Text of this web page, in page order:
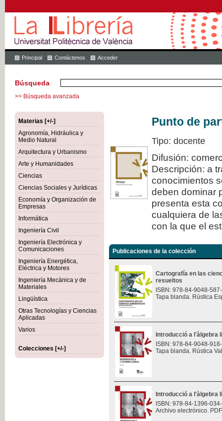
Principal Contáctenos Acceder
Búsqueda
>> Búsqueda avanzada
Materias [+/-]
Agronomía, Hidráulica y
Medio Natural
Arquitectura y Urbanismo
Arte y Humanidades
Ciencias
Ciencias Sociales y Jurídicas
Economía y Organización de
Empresas
Informática
Ingeniería Civil
Ingeniería Electrónica y
Comunicaciones
Ingeniería Energética,
Eléctrica y Motores
Ingeniería Mecánica y de
Materiales
Lingüística
Otras Tecnologías y Ciencias
Aplicadas
Varios
Colecciones [+/-]
Punto de
Tipo: docente
Difusión:
Descripción: a
conocimientos
deben dominar
presenta esta
cualquiera de
con la que el
Publicaciones de la colección
Cartografía en las
resueltos
ISBN: 978-84-9048-
Tapa blanda. Rústica
Introducció a l'àlgebra
ISBN: 978-84-9048-
Tapa blanda. Rústica
Introducció a l'àlgebra
ISBN: 978-84-1396-
Archivo electrónico.